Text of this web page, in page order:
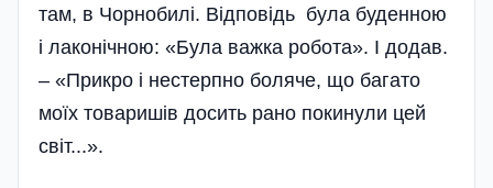
там, в Чорнобилі. Відповідь була буденною
і лаконічною: «Була важка робота». І додав.
– «Прикро і нестерпно боляче, що багато
моїх товаришів досить рано покинули цей
світ...».